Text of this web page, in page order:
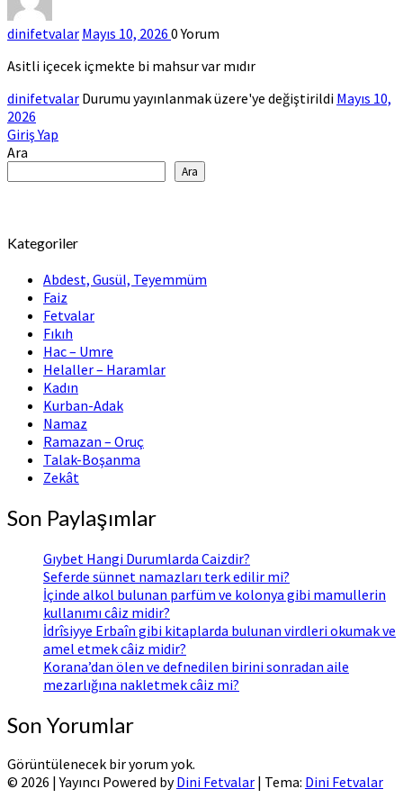
dinifetvalar Mayıs 10, 2026 0Yorum
Asitli içecek içmekte bi mahsur var mıdır
dinifetvalar Durumu yayınlanmak üzere'ye değiştirildi Mayıs 10,
2026
Giriş Yap
Ara
Ara
Kategoriler
Abdest, Gusül, Teyemmüm
Faiz
Fetvalar
Fıkıh
Hac – Umre
Helaller – Haramlar
Kadın
Kurban-Adak
Namaz
Ramazan – Oruç
Talak-Boşanma
Zekât
Son Paylaşımlar
Gıybet Hangi Durumlarda Caizdir?
Seferde sünnet namazları terk edilir mi?
İçinde alkol bulunan parfüm ve kolonya gibi mamullerin
kullanımı câiz midir?
İdrîsiyye Erbaîn gibi kitaplarda bulunan virdleri okumak ve
amel etmek câiz midir?
Korana’dan ölen ve defnedilen birini sonradan aile
mezarlığına nakletmek câiz mi?
Son Yorumlar
Görüntülenecek bir yorum yok.
© 2026 |Yayıncı Powered byDini Fetvalar | Tema: Dini Fetvalar